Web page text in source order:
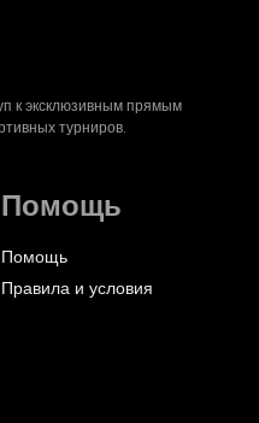
к эксклюзивным прямым
турниров.
Помощь
Помощь
Правила и условия